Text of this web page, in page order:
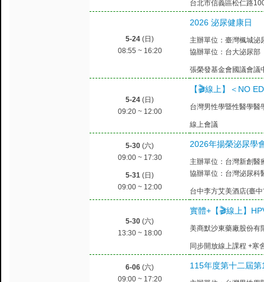
台北市信義區松仁路
5-24 (日)
08:55 ~ 16:20
2026 泌尿健康日
主辦單位：臺灣楓城泌
協辦單位：台大泌尿部
張榮發基金會國議會議
5-24 (日)
09:20 ~ 12:00
【🎬線上】＜NO
台灣男性學暨性醫學醫
線上會議
5-30 (六)
09:00 ~ 17:30
5-31 (日)
09:00 ~ 12:00
2026年揚榮泌尿學
主辦單位：台灣新創醫
協辦單位：台灣泌尿科
台中李方艾美酒店(臺
5-30 (六)
13:30 ~ 18:00
實體+【🎬線上】
美商默沙東藥廠股份有
同步開放線上課程 +寒
6-06 (六)
09:00 ~ 17:20
115年度第十二屆